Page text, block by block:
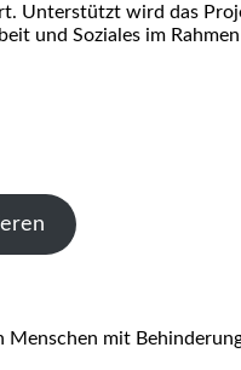
Unterstützt wird das
und Soziales im
mit